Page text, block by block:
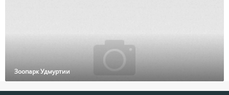
Зоопарк Удмуртии